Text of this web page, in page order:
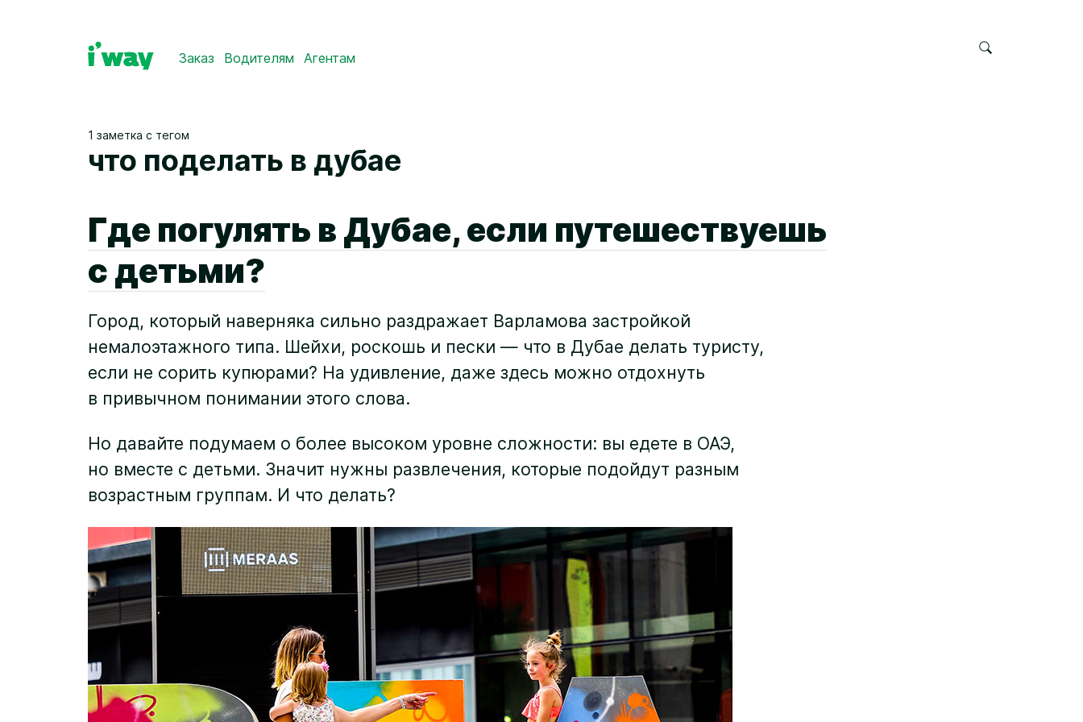
Заказ Водителям Агентам
1 заметка с тегом
что поделать в дубае
Где погулять в Дубае, если путешествуешь
с детьми?
Город, который наверняка сильно раздражает Варламова застройкой
немалоэтажного типа. Шейхи, роскошь и пески — что в Дубае делать туристу,
если не сорить купюрами? На удивление, даже здесь можно отдохнуть
в привычном понимании этого слова.
Но давайте подумаем о более высоком уровне сложности: вы едете в ОАЭ,
но вместе с детьми. Значит нужны развлечения, которые подойдут разным
возрастным группам. И что делать?